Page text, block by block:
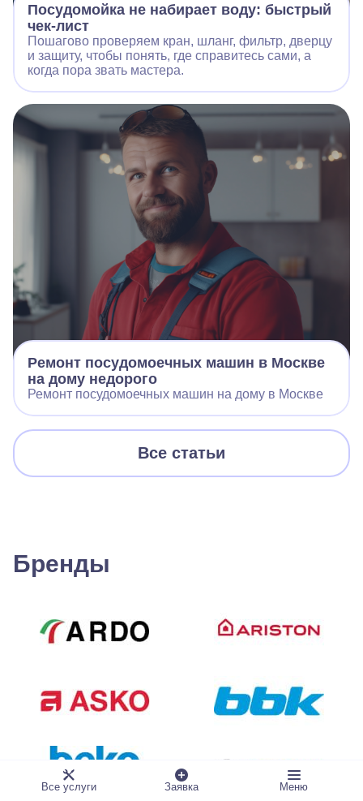
Посудомойка не набирает воду: быстрый
чек-лист
Пошагово проверяем кран, шланг, фильтр, дверцу
и защиту, чтобы понять, где справитесь сами, а
когда пора звать мастера.
Ремонт посудомоечных машин в Москве
на дому недорого
Ремонт посудомоечных машин на дому в Москве
Все статьи
Бренды
Все услуги Заявка Меню